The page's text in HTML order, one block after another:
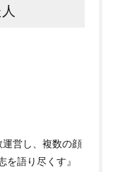
営し、複数の顔
を語り尽くす』